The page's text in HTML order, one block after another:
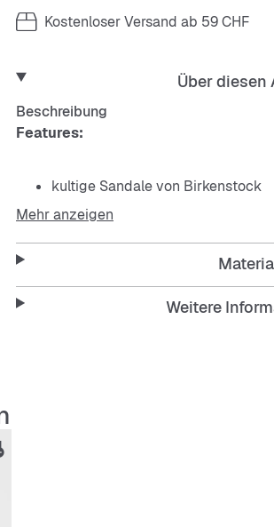
Kostenloser Versand ab 59 CHF
Über diesen
Beschreibung
Features:
kultige Sandale von Birkenstock
schwarzes Design mit zwei
Kork-Latex-Weichfußbett für viel
rutschhemmende Laufsohle mit
Mehr anzeigen
Weitere